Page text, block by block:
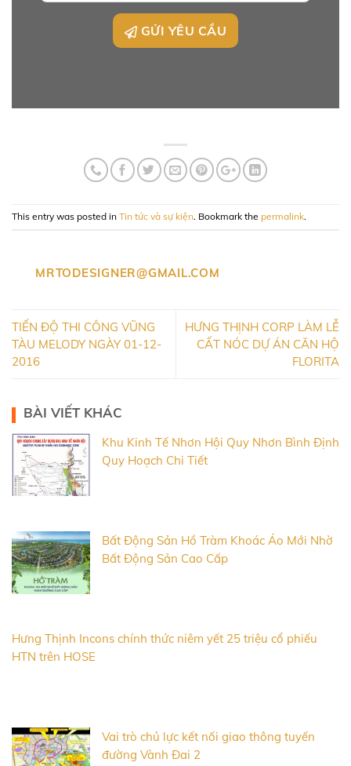
GỬI YÊU CẦU
This entry was posted in Tin tức và sự kiện. Bookmark the permalink.
MRTODESIGNER@GMAIL.COM
TIẾN ĐỘ THI CÔNG VŨNG
TÀU MELODY NGÀY 01-12-
2016
HƯNG THỊNH CORP LÀM LỄ
CẤT NÓC DỰ ÁN CĂN HỘ
FLORITA
BÀI VIẾT KHÁC
Khu Kinh Tế Nhơn Hội Quy Nhơn Bình Định
Quy Hoạch Chi Tiết
Bất Động Sản Hồ Tràm Khoác Áo Mới Nhờ
Bất Động Sản Cao Cấp
Hưng Thịnh Incons chính thức niêm yết 25 triệu cổ phiếu
HTN trên HOSE
Vai trò chủ lực kết nối giao thông tuyến
đường Vành Đai 2